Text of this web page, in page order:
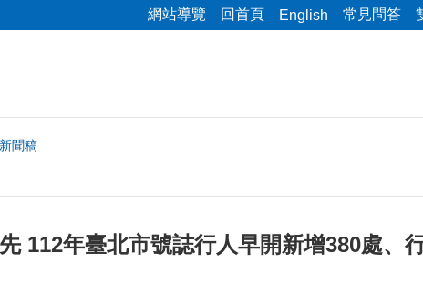
網站導覽 回首頁 English 常見問答
新聞稿
112年臺北市號誌行人早開新增380處、